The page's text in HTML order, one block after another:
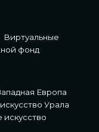
Виртуальные
фонд
Европа
Урала